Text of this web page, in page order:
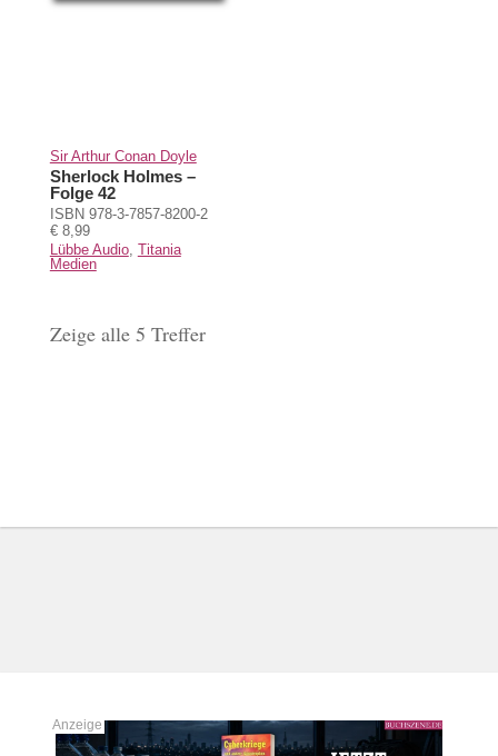
Sir Arthur Conan Doyle
Sherlock Holmes –
Folge 42
ISBN 978-3-7857-8200-2
€ 8,99
Lübbe Audio, Titania
Medien
Zeige alle 5 Treffer